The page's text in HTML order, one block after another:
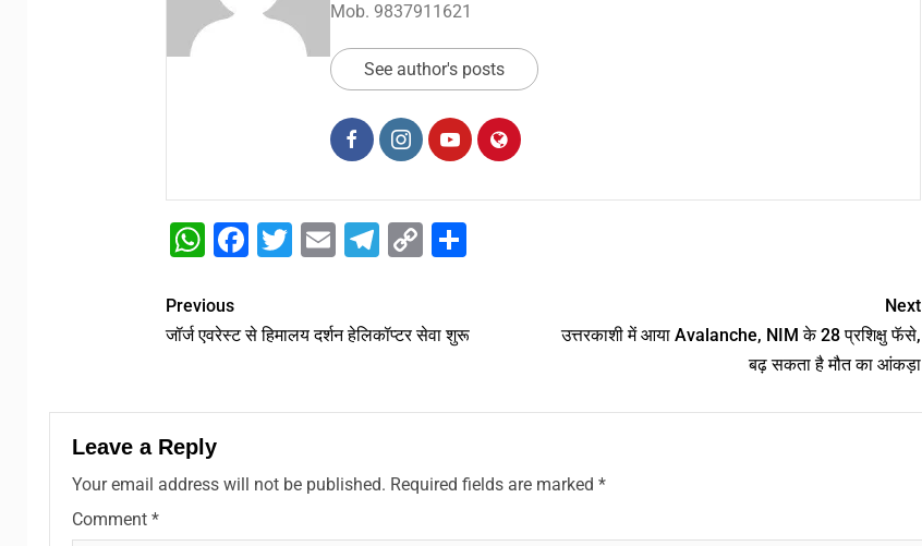
Mob. 9837911621
See author's posts
WhatsApp
Facebook
Twitter
EmailTelegram
CopyShare
Previous
जॉर्ज एवरेस्ट से हिमालय दर्शन हेलिकॉप्टर सेवा शुरू
Next
उत्तरकाशी में आया Avalanche, NIM के 28 प्रशिक्षु फॅसे,
बढ़ सकता है मौत का आंकड़ा
Leave a Reply
Your email address will not be published. Required fields are marked *
Comment *